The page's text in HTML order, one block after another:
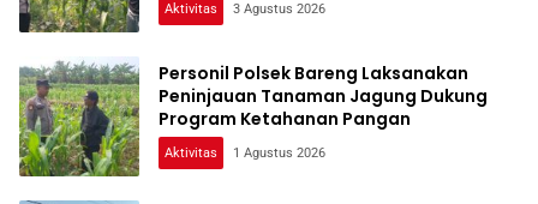
Aktivitas 3 Agustus 2026
Personil Polsek Bareng Laksanakan
Peninjauan Tanaman Jagung Dukung
Program Ketahanan Pangan
Aktivitas 1 Agustus 2026